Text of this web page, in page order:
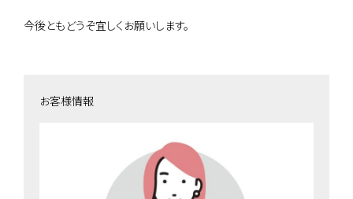
今後ともどうぞ宜しくお願いします。
お客様情報